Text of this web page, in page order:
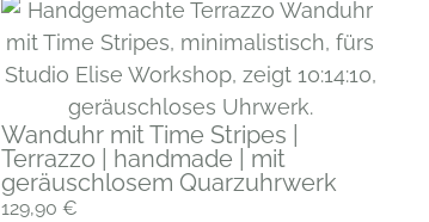
Wanduhr mit Time Stripes |
Terrazzo | handmade | mit
geräuschlosem Quarzuhrwerk
129,90 €